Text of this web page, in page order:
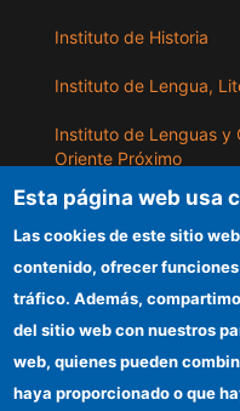
Instituto de Historia
Instituto de Lengua,
Instituto de Lenguas y
Oriente Próximo
Instituto de Políticas y
ILLA
Sede electrónica CSIC
Información para
Esta página web usa
Las cookies de este sitio
contenido, ofrecer
tráfico. Además,
del sitio web con nuestros
web, quienes pueden
haya proporcionado o que